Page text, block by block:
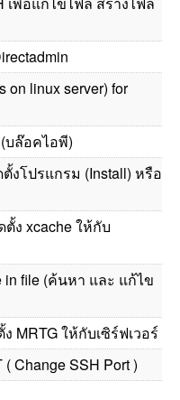
on linux server) for
(บล๊อคไอพี)
งโปรแกรม (Install) หรือ
ตั้ง xcache ให้กับ
in file (ค้นหา และ แก้ไข
MRTG ให้กับเซิร์ฟเวอร์
Change SSH Port )